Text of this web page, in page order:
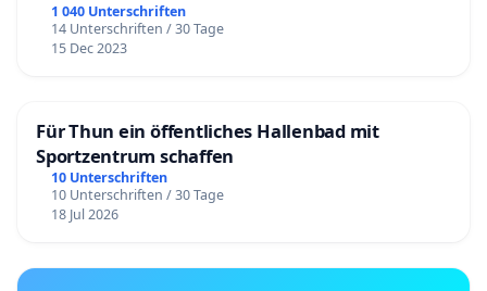
1 040 Unterschriften
14 Unterschriften / 30 Tage
15 Dec 2023
Für Thun ein öffentliches Hallenbad mit
Sportzentrum schaffen
10 Unterschriften
10 Unterschriften / 30 Tage
18 Jul 2026